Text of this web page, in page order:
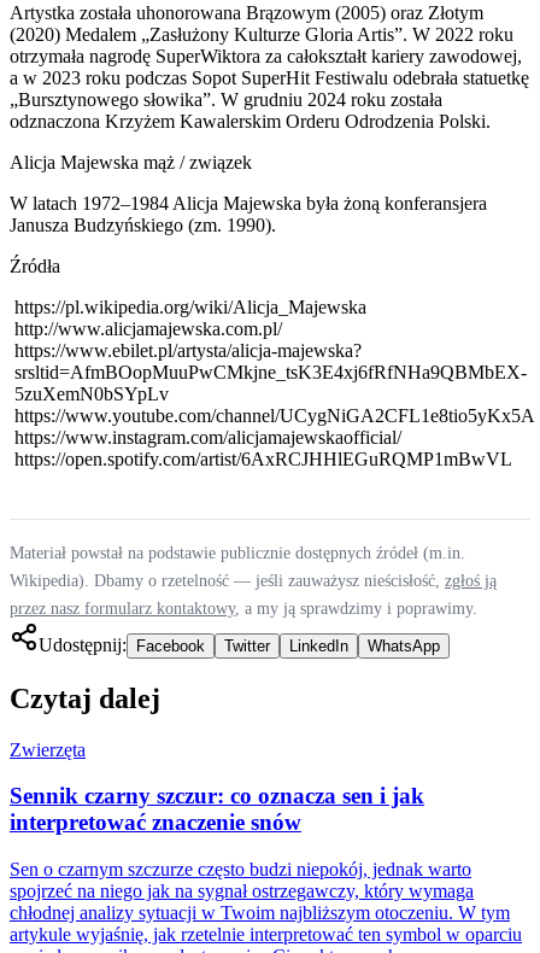
Artystka została uhonorowana Brązowym (2005) oraz Złotym
(2020) Medalem „Zasłużony Kulturze Gloria Artis”. W 2022 roku
otrzymała nagrodę SuperWiktora za całokształt kariery zawodowej,
a w 2023 roku podczas Sopot SuperHit Festiwalu odebrała statuetkę
„Bursztynowego słowika”. W grudniu 2024 roku została
odznaczona Krzyżem Kawalerskim Orderu Odrodzenia Polski.
Alicja Majewska mąż / związek
W latach 1972–1984 Alicja Majewska była żoną konferansjera
Janusza Budzyńskiego (zm. 1990).
Źródła
https://pl.wikipedia.org/wiki/Alicja_Majewska
http://www.alicjamajewska.com.pl/
https://www.ebilet.pl/artysta/alicja-majewska?
srsltid=AfmBOopMuuPwCMkjne_tsK3E4xj6fRfNHa9QBMbEX-
5zuXemN0bSYpLv
https://www.youtube.com/channel/UCygNiGA2CFL1e8tio5yKx5A
https://www.instagram.com/alicjamajewskaofficial/
https://open.spotify.com/artist/6AxRCJHHlEGuRQMP1mBwVL
Materiał powstał na podstawie publicznie dostępnych źródeł (m.in.
Wikipedia). Dbamy o rzetelność — jeśli zauważysz nieścisłość, zgłoś ją
przez nasz formularz kontaktowy, a my ją sprawdzimy i poprawimy.
Udostępnij: Facebook Twitter LinkedIn WhatsApp
Czytaj dalej
Zwierzęta
Sennik czarny szczur: co oznacza sen i jak
interpretować znaczenie snów
Sen o czarnym szczurze często budzi niepokój, jednak warto
spojrzeć na niego jak na sygnał ostrzegawczy, który wymaga
chłodnej analizy sytuacji w Twoim najbliższym otoczeniu. W tym
artykule wyjaśnię, jak rzetelnie interpretować ten symbol w oparciu